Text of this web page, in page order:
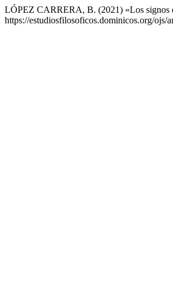
LÓPEZ CARRERA, B. (2021) «Los signos
https://estudiosfilosoficos.dominicos.org/